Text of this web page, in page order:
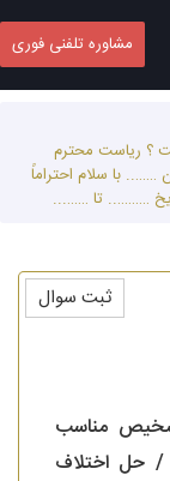
مشاوره تلفنی فوری
؟ ریاست محترم
با سلام احتراماً
……….. تا ……...
مناسب
حل اختلاف
ثبت سوال